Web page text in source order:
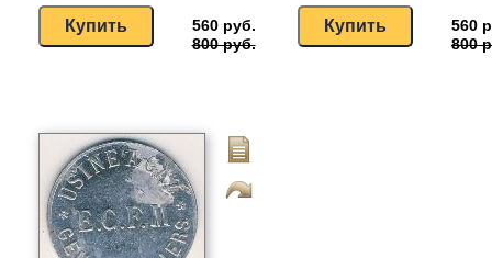
560 руб.
800 руб.
560
800